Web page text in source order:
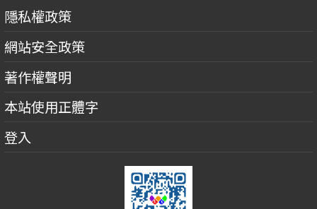
隱私權政策
網站安全政策
著作權聲明
本站使用正體字
登入